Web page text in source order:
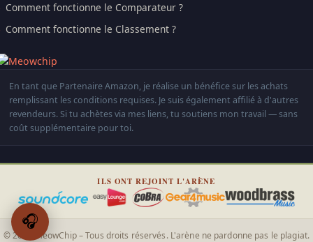
Comment fonctionne le Comparateur ?
Comment fonctionne le Classement ?
En tant que Partenaire Amazon, je réalise un bénéfice sur les achats
remplissant les conditions requises. Je suis également affilié à d'autres
revendeurs. Si tu achètes via mes liens, tu soutiens mon travail — sans
coût supplémentaire pour toi.
ILS ONT REJOINT L'ARÈNE
© 2026 MeowChip – Tous droits réservés. L'arène ne pardonne pas le plagiat.
🎧